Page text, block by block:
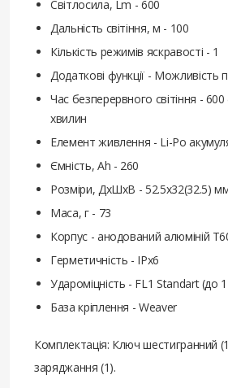
Світлосила, Lm - 600
Дальність світіння, м - 100
Кількість режимів яскравості - 1
Додаткові функції - Можливість
Час безперервного світіння -
хвилин
Елемент живлення - Li-Po
Ємність, Ah - 260
Розміри, ДхШхВ - 52.5х32(32.5)
Маса, г - 73
Корпус - анодований алюміній
Герметичність - IPx6
Удароміцність - FL1 Standart (до
База кріплення - Weaver
Комплектація: Ключ шестигранний
заряджання (1).